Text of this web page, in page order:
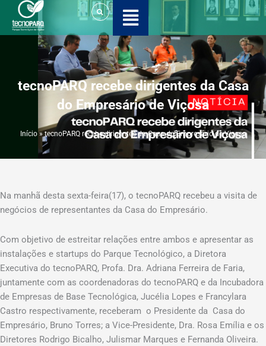
para
o
tecnoPARQ recebe dirigentes da Casa
do Empresário de Viçosa
Início»tecnoPARQ recebe dirigentes da Casa do Empresário de Viçosa
Na manhã desta sexta-feira(17), o tecnoPARQ recebeu a visita de
negócios de representantes da Casa do Empresário.
Com objetivo de estreitar relações entre ambos e apresentar as
instalações e startups do Parque Tecnológico, a Diretora
Executiva do tecnoPARQ, Profa. Dra. Adriana Ferreira de Faria,
juntamente com as coordenadoras do tecnoPARQ e da Incubadora
de Empresas de Base Tecnológica, Jucélia Lopes e Francylara
Castro respectivamente, receberam o Presidente da Casa do
Empresário, Bruno Torres; a Vice-Presidente, Dra. Rosa Emília e os
Diretores Rodrigo Bicalho, Julismar Marques e Fernanda Oliveira.